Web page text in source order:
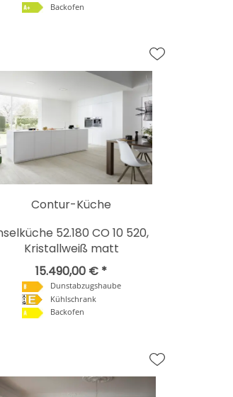
Backofen
Contur-Küche
52.180 CO 10 520,
Kristallweiß matt
15.490,00 € *
Dunstabzugshaube
Kühlschrank
Backofen